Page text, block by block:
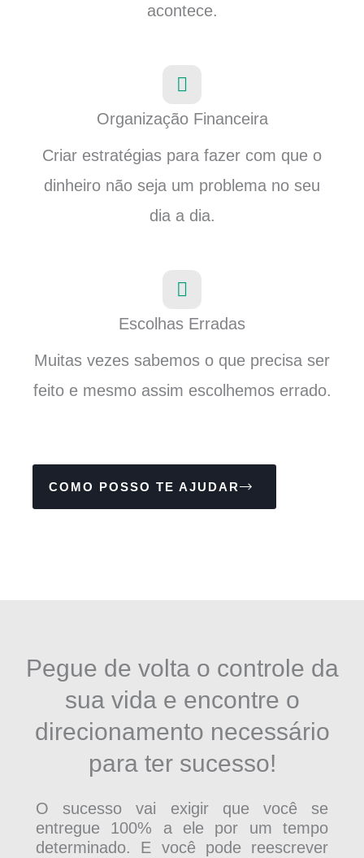
acontece.
Organização Financeira
Criar estratégias para fazer com que o
dinheiro não seja um problema no seu
dia a dia.
Escolhas Erradas
Muitas vezes sabemos o que precisa ser
feito e mesmo assim escolhemos errado.
COMO POSSO TE AJUDAR
Pegue de volta o controle da
sua vida e encontre o
direcionamento necessário
para ter sucesso!
O sucesso vai exigir que você se
entregue 100% a ele por um tempo
determinado. E você pode reescrever